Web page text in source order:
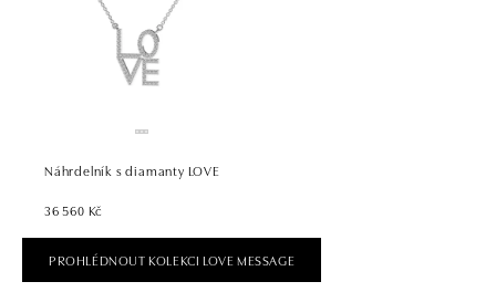
Náhrdelník s diamanty LOVE
36 560 Kč
PROHLÉDNOUT KOLEKCI LOVE MESSAGE